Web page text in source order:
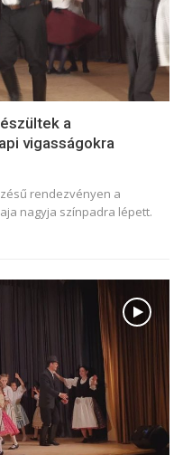
a
vigasságokra
rendezvényen a
nagyja színpadra lépett.